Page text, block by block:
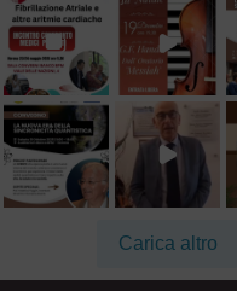
Carica altro